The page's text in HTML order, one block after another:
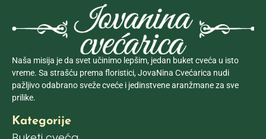
Naša misija je da svet učinimo lepšim, jedan buket cveća u isto
vreme. Sa strašću prema floristici, JovaNina Cvećarica nudi
pažljivo odabrano sveže cveće i jedinstvene aranžmane za sve
prilike.
Kategorije